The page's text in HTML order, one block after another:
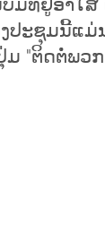
ປະຊຸມນີ້ແມ່
"ຕິດຕໍ່ພວ